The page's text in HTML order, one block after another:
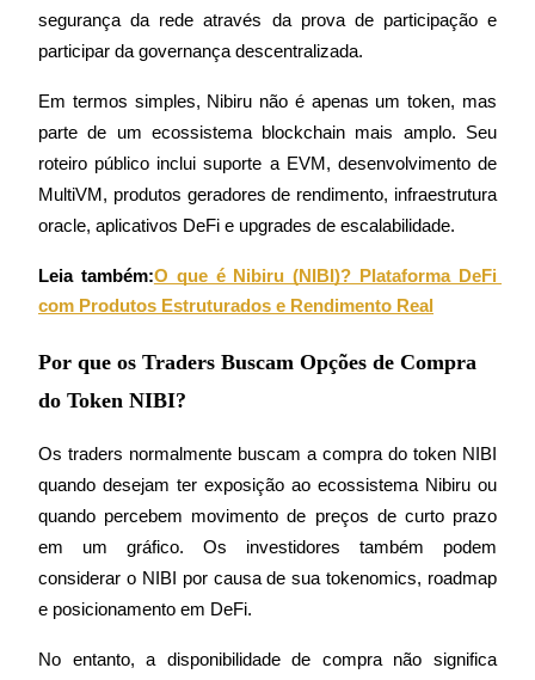
Análise de big data, incluindo informações comerciais, etc.
Guia
Guia para iniciantes em futuros
Estratégias de negociação
Aprenda como se manter lucrativo
segurança da rede através da prova de participação e
participar da governança descentralizada.
Em termos simples, Nibiru não é apenas um token, mas
parte de um ecossistema blockchain mais amplo. Seu
roteiro público inclui suporte a EVM, desenvolvimento de
MultiVM, produtos geradores de rendimento, infraestrutura
oracle, aplicativos DeFi e upgrades de escalabilidade.
Leia também:O que é Nibiru (NIBI)? Plataforma DeFi
com Produtos Estruturados e Rendimento Real
Por que os Traders Buscam Opções de Compra
do Token NIBI?
Os traders normalmente buscam a compra do token NIBI
quando desejam ter exposição ao ecossistema Nibiru ou
quando percebem movimento de preços de curto prazo
em um gráfico. Os investidores também podem
considerar o NIBI por causa de sua tokenomics, roadmap
e posicionamento em DeFi.
No entanto, a disponibilidade de compra não significa